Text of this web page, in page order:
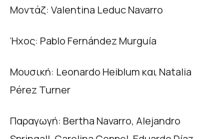
Μοντάζ: Valentina Leduc Navarro
Ήχος: Pablo Fernández Murguía
Μουσική: Leonardo Heiblum και Natalia
Pérez Turner
Παραγωγή: Bertha Navarro, Alejandro